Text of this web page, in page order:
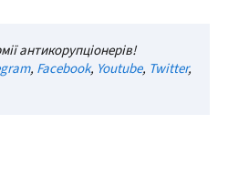
антикорупціонерів!
, Facebook, Youtube, Twitter,